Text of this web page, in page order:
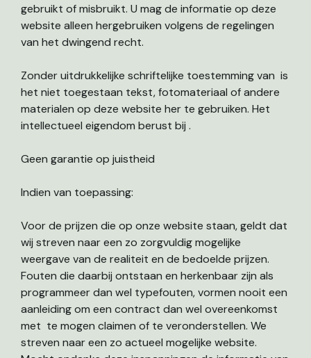
gebruikt of misbruikt. U mag de informatie op deze
website alleen hergebruiken volgens de regelingen
van het dwingend recht.
Zonder uitdrukkelijke schriftelijke toestemming van is
het niet toegestaan tekst, fotomateriaal of andere
materialen op deze website her te gebruiken. Het
intellectueel eigendom berust bij .
Geen garantie op juistheid
Indien van toepassing:
Voor de prijzen die op onze website staan, geldt dat
wij streven naar een zo zorgvuldig mogelijke
weergave van de realiteit en de bedoelde prijzen.
Fouten die daarbij ontstaan en herkenbaar zijn als
programmeer dan wel typefouten, vormen nooit een
aanleiding om een contract dan wel overeenkomst
met te mogen claimen of te veronderstellen. We
streven naar een zo actueel mogelijke website.